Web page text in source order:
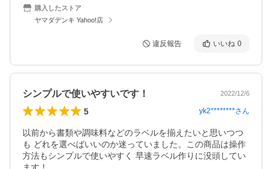
購入したストア
ヤマダデンキ Yahoo!店
違反報告 いいね 0
シンプルで使いやすいです！ 2022/12/6
5 yk2********さん
以前から書類や調味料などのラベルを揃えたいと思いつつ
も どれを選べばいいのか迷っていました。この商品は操作
方法もシンプルで使いやすく 早速ラベル作りに没頭してい